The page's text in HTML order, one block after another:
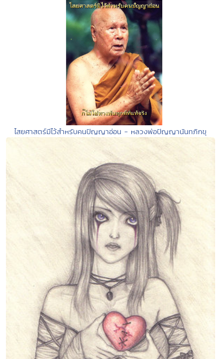
ไสยศาสตร์มีไว้สำหรับคนปัญญาอ่อน - หลวงพ่อปัญญานันทภิกขุ